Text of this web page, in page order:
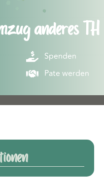
anderes TH
Spenden
Pate werden